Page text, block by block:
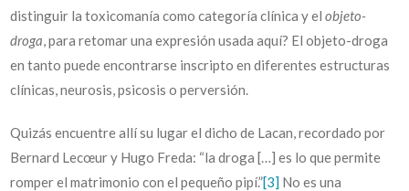
distinguir la toxicomanía como categoría clínica y elobjeto-
droga, para retomar una expresión usada aquí? El objeto-droga
en tanto puede encontrarse inscripto en diferentes estructuras
clínicas, neurosis, psicosis o perversión.
Quizás encuentre allí su lugar el dicho de Lacan, recordado por
Bernard Lecœur y Hugo Freda: “la droga […] es lo que permite
romper el matrimonio con el pequeño pipí.”[3] No es una